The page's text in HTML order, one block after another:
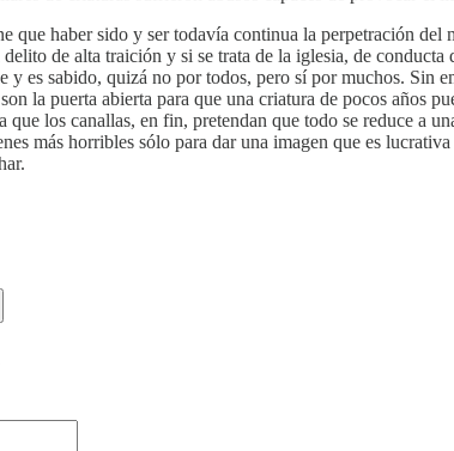
que haber sido y ser todavía continua la perpetración
de alta traición y si se trata de la iglesia, de
y es sabido, quizá no por todos, pero sí por muchos. Sin
la puerta abierta para que una criatura de pocos años
que los canallas, en fin, pretendan que todo se reduce a
más horribles sólo para dar una imagen que es